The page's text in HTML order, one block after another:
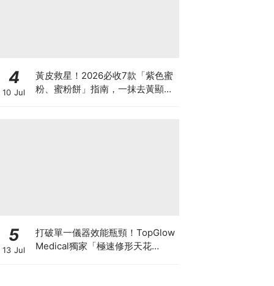
4
10 Jul
黃皮救星！2026必收7款「紫色蜜
粉、蜜粉餅」指南，一抹去黃顯
5
13 Jul
打破單一儀器效能瓶頸！TopGlow
Medical獨家「極速修形天花